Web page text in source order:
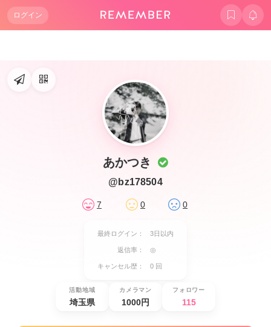
ログイン
あかつき
@bz178504
7 0 0
最終ログイン： 3日以内
返信率： ◎
キャンセル歴： 0 回
活動地域
埼玉県
カメラマン
1000円
フォロワー
115